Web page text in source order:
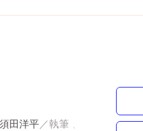
須田洋平